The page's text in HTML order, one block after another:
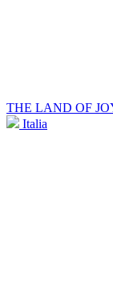
THE LAND OF
Italia